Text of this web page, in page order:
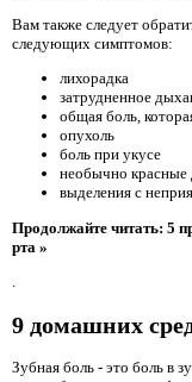
Вам также следует
следующих симптомов:
лихорадка
затрудненное
общая боль,
опухоль
боль при укусе
необычно красные
выделения с
Продолжайте читать: 5
рта »
.
9 домашних
Зубная боль - это боль в